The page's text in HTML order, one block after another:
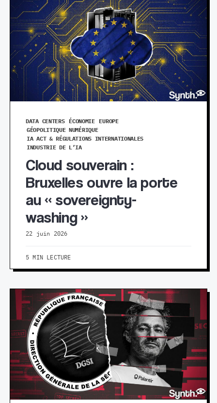
DATA CENTERS ÉCONOMIE
EUROPE
GÉOPOLITIQUE NUMÉRIQUE
IA ACT & RÉGULATIONS INTERNATIONALES
INDUSTRIE DE L’IA
Cloud souverain :
Bruxelles ouvre la porte
au « sovereignty-
washing »
22 juin 2026
5 MIN LECTURE